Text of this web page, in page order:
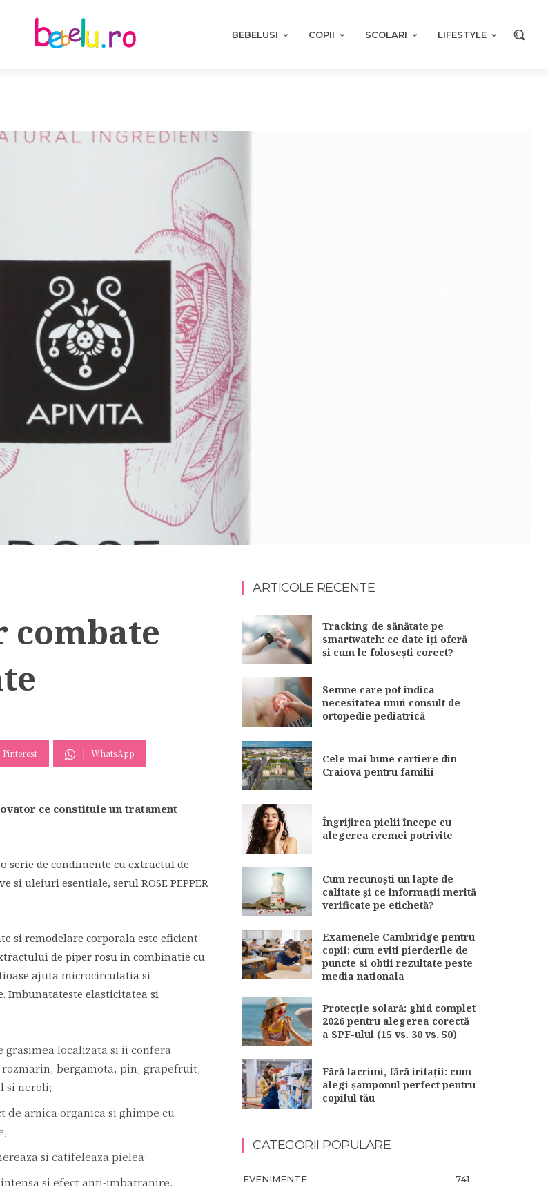
BEBELUSI COPII SCOLARI LIFESTYLE
combate
Pinterest WhatsApp
ce constituie un tratament
de condimente cu extractul de
uleiuri esentiale, serul ROSE PEPPER
si remodelare corporala este eficient
de piper rosu in combinatie cu
ajuta microcirculatia si
Imbunatateste elasticitatea si
grasimea localizata si ii confera
bergamota, pin, grapefruit,
si neroli;
de arnica organica si ghimpe cu
si catifeleaza pielea;
si efect anti-imbatranire.
ARTICOLE RECENTE
Tracking de sănătate pe
smartwatch: ce date îți oferă
și cum le folosești corect?
Semne care pot indica
necesitatea unui consult de
ortopedie pediatrică
Cele mai bune cartiere din
Craiova pentru familii
Îngrijirea pielii începe cu
alegerea cremei potrivite
Cum recunoști un lapte de
calitate și ce informații merită
verificate pe etichetă?
Examenele Cambridge pentru
copii: cum eviti pierderile de
puncte si obtii rezultate peste
media nationala
Protecție solară: ghid complet
2026 pentru alegerea corectă
a SPF-ului (15 vs. 30 vs. 50)
Fără lacrimi, fără iritații: cum
alegi șamponul perfect pentru
copilul tău
CATEGORII POPULARE
EVENIMENTE
741